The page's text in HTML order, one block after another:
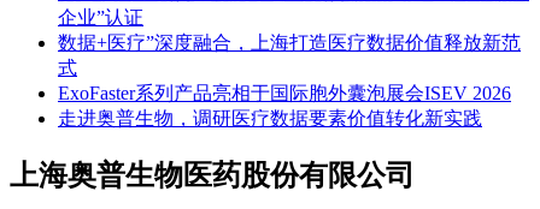
企业”认证
数据+医疗”深度融合，上海打造医疗数据价值释放新范
式
ExoFaster系列产品亮相于国际胞外囊泡展会ISEV 2026
走进奥普生物，调研医疗数据要素价值转化新实践
上海奥普生物医药股份有限公司